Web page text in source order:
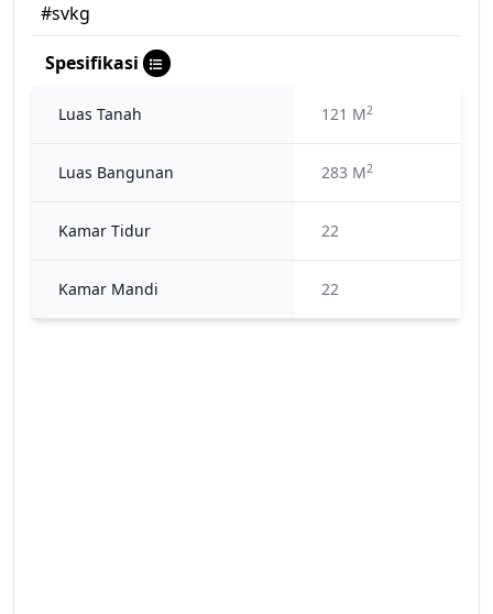
#svkg
Spesifikasi
Luas Tanah 121 M2
Luas Bangunan 283 M2
Kamar Tidur 22
Kamar Mandi 22